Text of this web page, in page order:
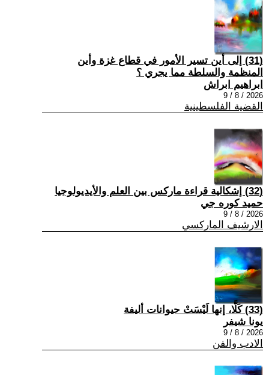
(31) إلى أين تسير الأمور في قطاع غزة وأين
المنظمة والسلطة مما يجري ؟
ابراهيم ابراش
2026 / 8 / 9
القضية الفلسطينية
(32) إشكالية قراءة ماركس بين العلم والأيديولوجيا
حميد كوره جي
2026 / 8 / 9
الارشيف الماركسي
(33) كَلَّا، إنها لَيْسَتْ حيوانات أليفة
يونا شيفر
2026 / 8 / 9
الادب والفن